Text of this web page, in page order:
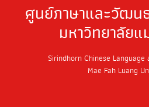
ศูนย์ภาษาและวัฒน
มหาวิทยาลัย
Sirindhorn Chinese
Mae Fah Luang